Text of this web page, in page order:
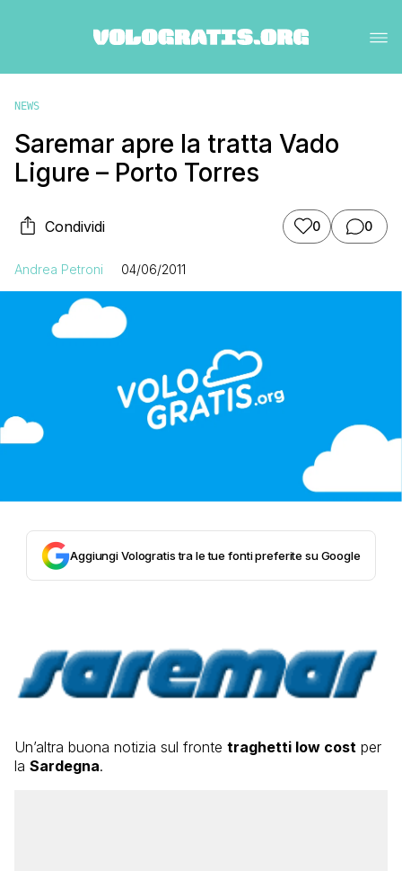
NEWS
Saremar apre la tratta Vado
Ligure – Porto Torres
Condividi 0 0
Andrea Petroni 04/06/2011
Aggiungi Vologratis tra le tue fonti preferite su Google
Un’altra buona notizia sul fronte traghetti low cost per
la Sardegna.